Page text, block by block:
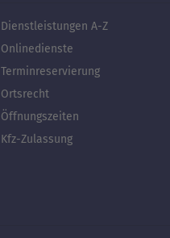
Dienstleistungen A-Z
Onlinedienste
Terminreservierung
Ortsrecht
Öffnungszeiten
Kfz-Zulassung